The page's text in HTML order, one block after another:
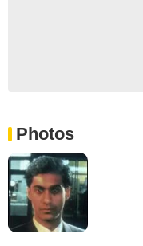
Photos